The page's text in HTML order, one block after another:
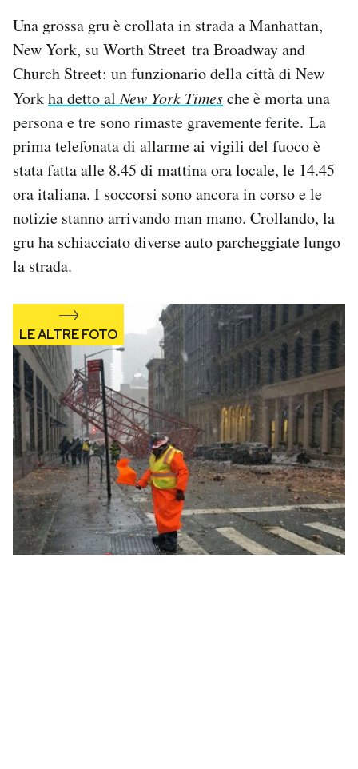
Area Personale
Newsletter
Hai bisogno di aiuto?
Esci
Una grossa gru è crollata in strada a Manhattan,
New York, su Worth Street tra Broadway and
Church Street: un funzionario della città di New
Yorkha detto alNew York Timesche è morta una
persona e tre sono rimaste gravemente ferite. La
prima telefonata di allarme ai vigili del fuoco è
stata fatta alle 8.45 di mattina ora locale, le 14.45
ora italiana. I soccorsi sono ancora in corso e le
notizie stanno arrivando man mano. Crollando, la
gru ha schiacciato diverse auto parcheggiate lungo
la strada.